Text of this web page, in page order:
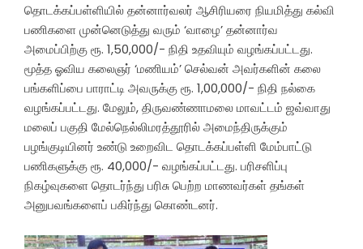
தொடக்கப்பள்ளியில் தன்னார்வலர் ஆசிரியரை நியமித்து கல்வி
பணிகளை முன்னெடுத்து வரும் ‘வாழை’ தன்னார்வ
அமைப்பிற்கு ரூ. 1,50,000/- நிதி உதவியும் வழங்கப்பட்டது.
மூத்த ஓவிய கலைஞர் ‘மணியம்’ செல்வன் அவர்களின் கலை
பங்களிப்பை பாராட்டி அவருக்கு ரூ. 1,00,000/- நிதி நல்கை
வழங்கப்பட்டது. மேலும், திருவண்ணாமலை மாவட்டம் ஜவ்வாது
மலைப் பகுதி மேல்நெல்லிமரத்தூரில் அமைந்திருக்கும்
பழங்குடியினர் உண்டு உறைவிட தொடக்கப்பள்ளி மேம்பாட்டு
பணிகளுக்கு ரூ. 40,000/- வழங்கப்பட்டது. பரிசளிப்பு
நிகழ்வுகளை தொடர்ந்து பரிசு பெற்ற மாணவர்கள் தங்கள்
அனுபவங்களைப் பகிர்ந்து கொண்டனர்.